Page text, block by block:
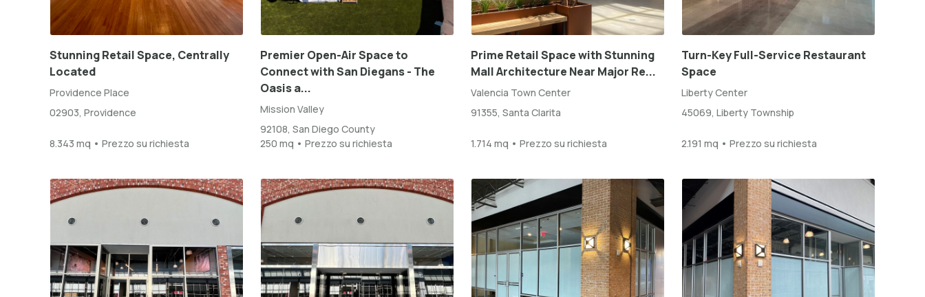
Stunning Retail Space, Centrally
Located
Providence Place
02903, Providence
8.343 mq • Prezzo su richiesta
Premier Open-Air Space to
Connect with San Diegans - The
Oasis a...
Mission Valley
92108, San Diego County
250 mq • Prezzo su richiesta
Prime Retail Space with Stunning
Mall Architecture Near Major Re...
Valencia Town Center
91355, Santa Clarita
1.714 mq • Prezzo su richiesta
Turn-Key Full-Service Restaurant
Space
Liberty Center
45069, Liberty Township
2.191 mq • Prezzo su richiesta